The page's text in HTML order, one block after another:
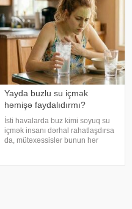
Yayda buzlu su içmək
həmişə faydalıdırmı?
İsti havalarda buz kimi soyuq su
içmək insanı dərhal rahatlaşdırsa
da, mütəxəssislər bunun hər